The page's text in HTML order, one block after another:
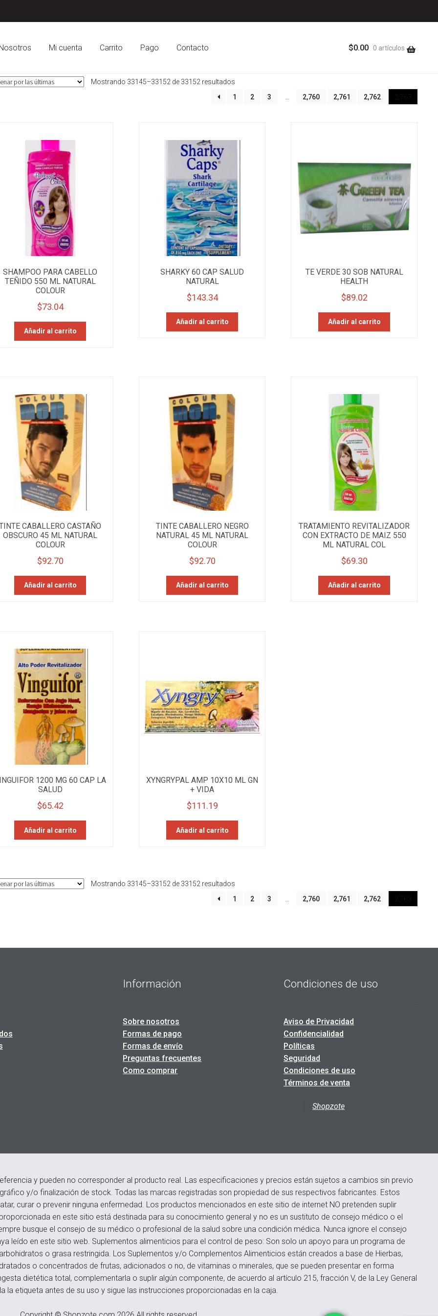
Mi cuenta Carrito Pago Contacto $0.00 0 artículos
Mostrando 33145–33152 de 33152 resultados
1 2 3 2,760 2,761 2,762 2,763
SHAMPOO PARA CABELLO
TEÑIDO 550 ML NATURAL
COLOUR
$73.04
Añadir al carrito
SHARKY 60 CAP SALUD
NATURAL
$143.34
Añadir al carrito
TE VERDE 30 SOB NATURAL
HEALTH
$89.02
Añadir al carrito
CABALLERO CASTAÑO
OBSCURO 45 ML NATURAL
COLOUR
$92.70
Añadir al carrito
TINTE CABALLERO NEGRO
NATURAL 45 ML NATURAL
COLOUR
$92.70
Añadir al carrito
TRATAMIENTO REVITALIZADOR
CON EXTRACTO DE MAIZ 550
ML NATURAL COL
$69.30
Añadir al carrito
1200 MG 60 CAP LA
SALUD
$65.42
Añadir al carrito
XYNGRYPAL AMP 10X10 ML GN
+ VIDA
$111.19
Añadir al carrito
Mostrando 33145–33152 de 33152 resultados
1 2 3 2,760 2,761 2,762 2,763
Información
Sobre nosotros
Formas de pago
Formas de envío
Preguntas frecuentes
Como comprar
Condiciones de uso
Aviso de Privacidad
Confidencialidad
Políticas
Seguridad
Condiciones de uso
Términos de venta
Shopzote
y pueden no corresponder al producto real. Las especificaciones y precios están sujetos a cambios sin previo
y/o finalización de stock. Todas las marcas registradas son propiedad de sus respectivos fabricantes. Estos
curar o prevenir ninguna enfermedad. Los productos mencionados en este sitio de internet NO pretenden suplir
en este sitio está destinada para su conocimiento general y no es un sustituto de consejo médico o el
busque el consejo de su médico o profesional de la salud sobre una condición médica. Nunca ignore el consejo
leído en este sitio web. Suplementos alimenticios para el control de peso: Son solo un apoyo para un programa de
o grasa restringida. Los Suplementos y/o Complementos Alimenticios están creados a base de Hierbas,
o concentrados de frutas, adicionados o no, de vitaminas o minerales, que se pueden presentar en forma
dietética total, complementarla o suplir algún componente, de acuerdo al artículo 215, fracción V, de la Ley General
la etiqueta antes de su uso y sigue las instrucciones proporcionadas en la caja.